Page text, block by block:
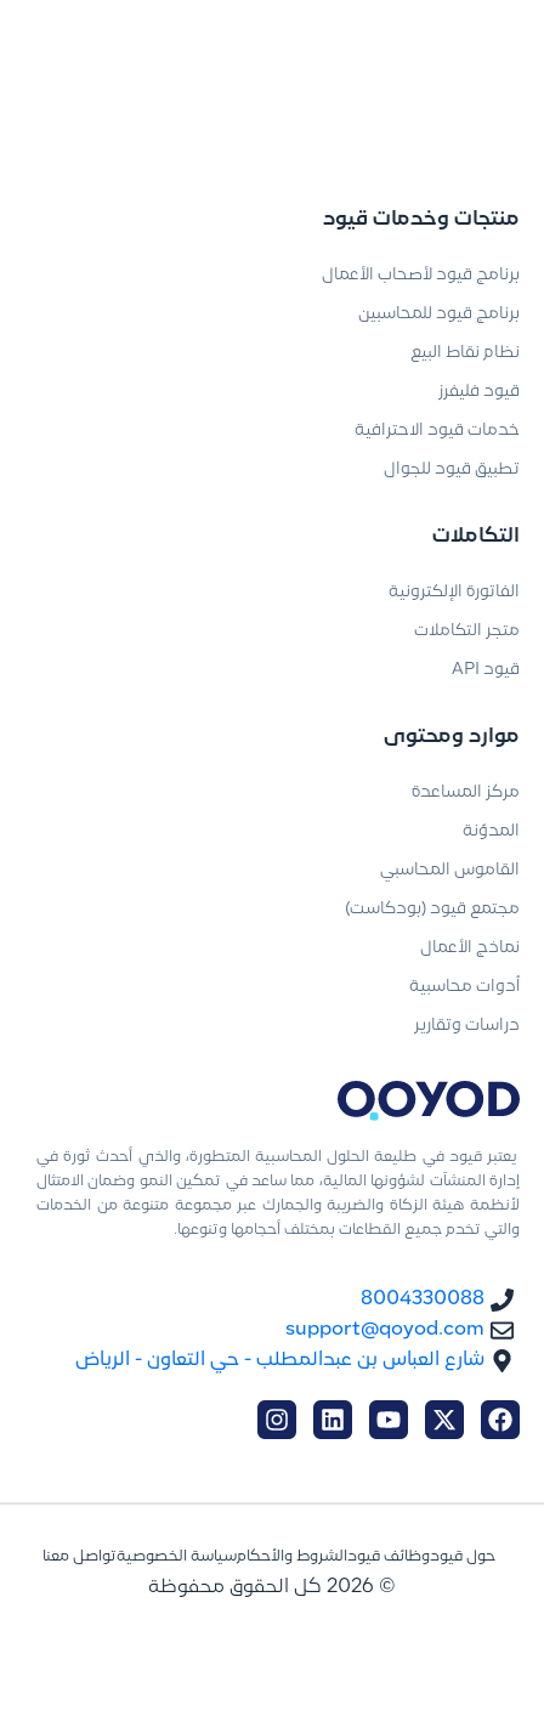
يعتبر قيود في طليعة الحلول المحاسبية المتطورة، والذي أحدث ثورة في
إدارة المنشآت لشؤونها المالية، مما ساعد في تمكين النمو وضمان الامتثال
لأنظمة هيئة الزكاة والضريبة والجمارك عبر مجموعة متنوعة من الخدمات
والتي تخدم جميع القطاعات بمختلف أحجامها وتنوعها.
8004330088
support@qoyod.com
شارع العباس بن عبدالمطلب - حي التعاون - الرياض
منتجات وخدمات قيود
برنامج قيود لأصحاب الأعمال
برنامج قيود للمحاسبين
نظام نقاط البيع
قيود فليفرز
خدمات قيود الاحترافية
تطبيق قيود للجوال
التكاملات
الفاتورة الإلكترونية
متجر التكاملات
قيود API
موارد ومحتوى
مركز المساعدة
المدوّنة
القاموس المحاسبي
مجتمع قيود (بودكاست)
نماذج الأعمال
أدوات محاسبية
دراسات وتقارير
حول قيودوظائف قيود الشروط والأحكامسياسة الخصوصيةتواصل معنا
© 2026 كل الحقوق محفوظة